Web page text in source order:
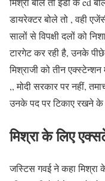
डायरेक्टर बोले तो , वही
सालों से विपक्षी दलों को
टारगेट कर रही है, उनके
मिश्राजी को तीन
,, मोदी सरकार पर नहीं,
उनके पद पर टिकाए रखने के
मिश्रा के लिए
जस्टिस गवई ने कहा